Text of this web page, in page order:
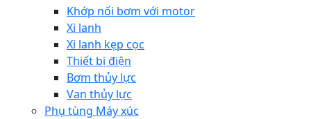
Khớp nối bơm với motor
Xi lanh
Xi lanh kẹp cọc
Thiết bị điện
Bơm thủy lực
Van thủy lực
Phụ tùng Máy xúc